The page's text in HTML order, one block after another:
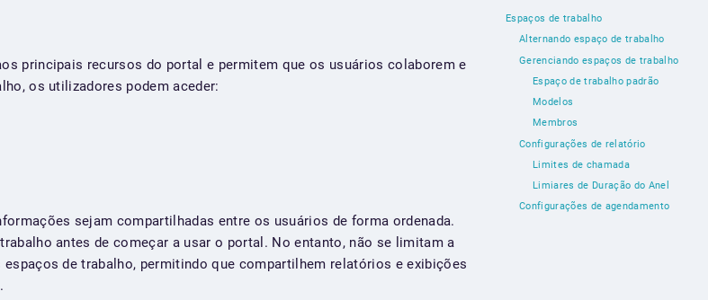
principais recursos do portal e permitem que os usuários colaborem e
os utilizadores podem aceder:
sejam compartilhadas entre os usuários de forma ordenada.
antes de começar a usar o portal. No entanto, não se limitam a
de trabalho, permitindo que compartilhem relatórios e exibições
Espaços de trabalho
Alternando espaço de trabalho
Gerenciando espaços de trabalho
Espaço de trabalho padrão
Modelos
Membros
Configurações de relatório
Limites de chamada
Limiares de Duração do Anel
Configurações de agendamento